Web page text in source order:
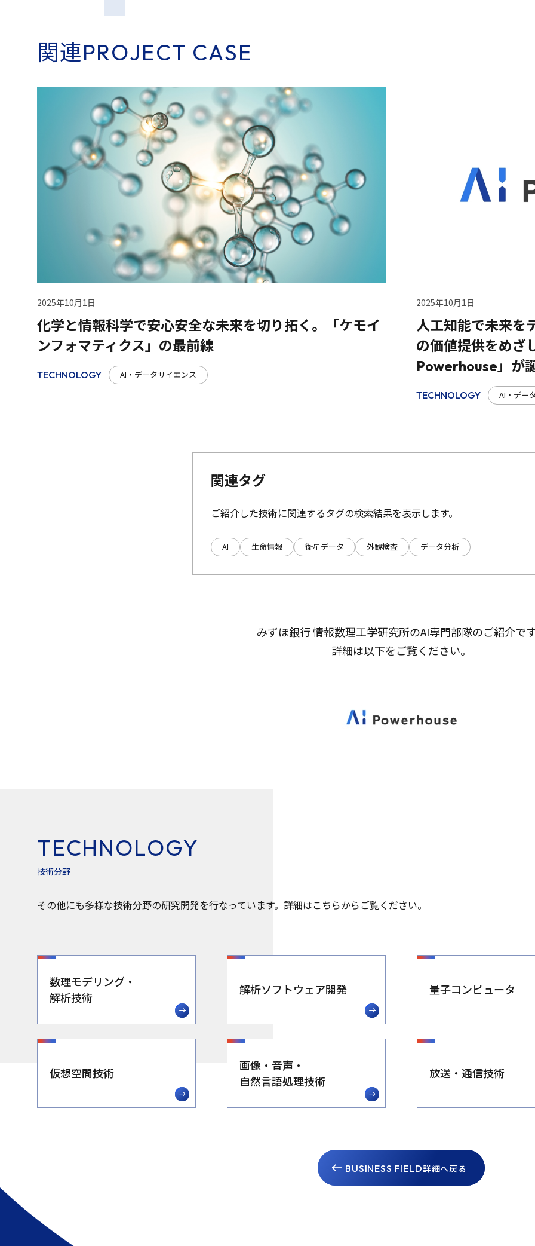
関連PROJECT CASE
2025年10月1日
化学と情報科学で安心安全な未来を切り拓く。「ケモイ
ンフォマティクス」の最前線
TECHNOLOGY AI・データサイエンス
2025年10月1日
人工知能で未来を
の価値提供をめざ
Powerhouse」が
TECHNOLOGY AI・デー
関連タグ
ご紹介した技術に関連するタグの検索結果を表示します。
AI 生命情報 衛星データ 外観検査 データ分析
みずほ銀行 情報数理工学研究所のAI専門部隊のご紹介で
詳細は以下をご覧ください。
TECHNOLOGY
技術分野
その他にも多様な技術分野の研究開発を行なっています。詳細はこちらからご覧ください。
数理モデリング・
解析技術
解析ソフトウェア開発 量子コンピュータ
仮想空間技術
画像・音声・
自然言語処理技術
放送・通信技術
BUSINESS FIELD詳細へ戻る